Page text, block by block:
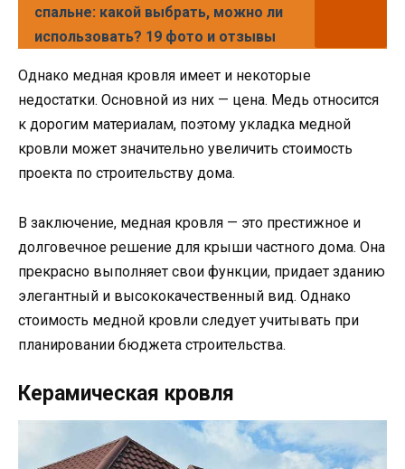
спальне: какой выбрать, можно ли
использовать? 19 фото и отзывы
Однако медная кровля имеет и некоторые
недостатки. Основной из них — цена. Медь относится
к дорогим материалам, поэтому укладка медной
кровли может значительно увеличить стоимость
проекта по строительству дома.
В заключение, медная кровля — это престижное и
долговечное решение для крыши частного дома. Она
прекрасно выполняет свои функции, придает зданию
элегантный и высококачественный вид. Однако
стоимость медной кровли следует учитывать при
планировании бюджета строительства.
Керамическая кровля